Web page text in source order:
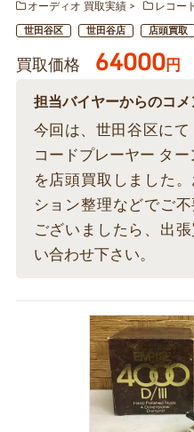
オーディオ 買取実績
レコー
世田谷区 世田谷店 店頭買取
買取価格 64000円
担当バイヤーからのコメ
今回は、世田谷区に
コードプレーヤー タ
を店頭買取しました
ション整理などでご
ございましたら、出
い合わせ下さい。